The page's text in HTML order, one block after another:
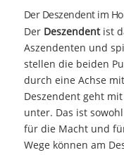
Der Deszendent im
Der Deszendentist
Aszendenten und
stellen die beiden
durch eine Achse
Deszendent geht
unter. Das ist
für die Macht und
Wege können am